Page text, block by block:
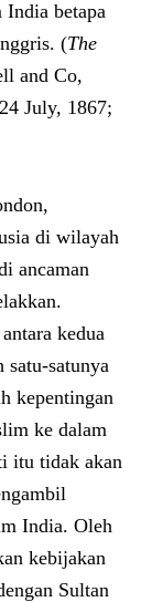
India betapa
(The
and Co,
July, 1867;
di wilayah
ancaman
kedua
satu-satunya
kepentingan
ke dalam
itu tidak akan
India. Oleh
kebijakan
Sultan